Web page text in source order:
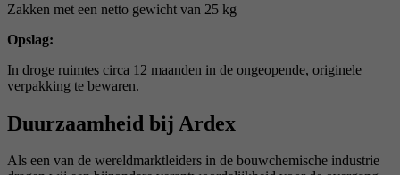
Zakken met een netto gewicht van 25 kg
Opslag:
In droge ruimtes circa 12 maanden in de ongeopende, originele
verpakking te bewaren.
Duurzaamheid bij Ardex
Als een van de wereldmarktleiders in de bouwchemische industrie